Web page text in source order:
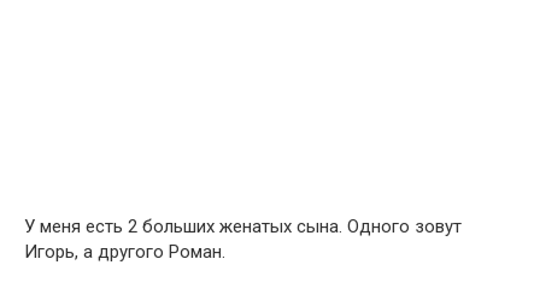
У меня есть 2 больших женатых сына. Одного зовут
Игорь, а другого Роман.